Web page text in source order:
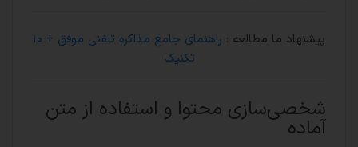
پیشنهاد ما مطالعه :
راهنمای جامع مذاکره تلفنی موفق + ۱۰
تکنیک
شخصی‌سازی محتوا و استفاده از متن
آماده